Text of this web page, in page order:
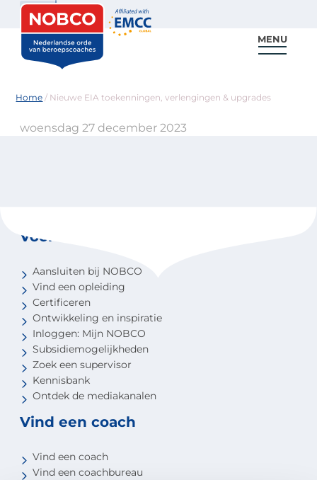
Zoeken
MENU
Home / Nieuwe EIA toekenningen, verlengingen & upgrades
woensdag 27 december 2023
Voor coaches
Aansluiten bij NOBCO
Vind een opleiding
Certificeren
Ontwikkeling en inspiratie
Inloggen: Mijn NOBCO
Subsidiemogelijkheden
Zoek een supervisor
Kennisbank
Ontdek de mediakanalen
Vind een coach
Vind een coach
Vind een coachbureau